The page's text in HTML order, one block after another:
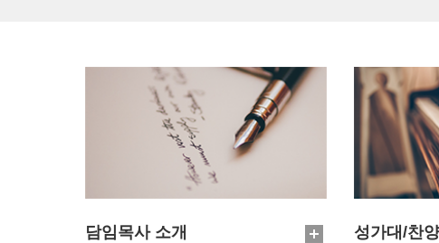
담임목사 소개 성가대/찬